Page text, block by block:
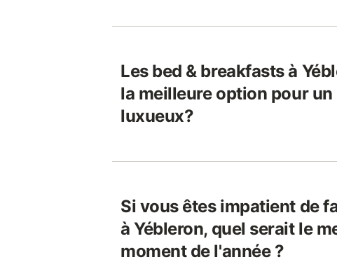
Les bed & breakfasts à
la meilleure option pour
luxueux?
Si vous êtes impatient de
à Yébleron, quel serait le
moment de l'année ?